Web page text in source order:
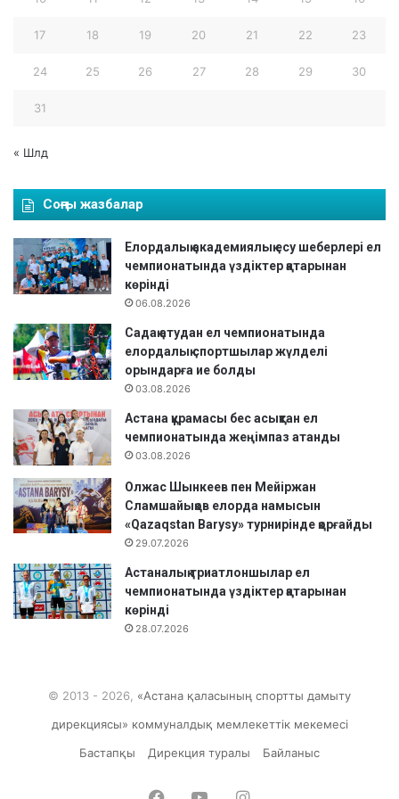
17 18 19 20 21 22 23
24 25 26 27 28 29 30
31
« Шлд
Соңғы жазбалар
Елордалық академиялық есу шеберлері ел
чемпионатында үздіктер қатарынан
көрінді
06.08.2026
Садақ атудан ел чемпионатында
елордалық спортшылар жүлделі
орындарға ие болды
03.08.2026
Астана құрамасы бес асықтан ел
чемпионатында жеңімпаз атанды
03.08.2026
Олжас Шынкеев пен Мейіржан
Сламшайықов елорда намысын
«Qazaqstan Barysy» турнирінде қорғайды
29.07.2026
Астаналық триатлоншылар ел
чемпионатында үздіктер қатарынан
көрінді
28.07.2026
© 2013 - 2026, «Астана қаласының спортты дамыту
дирекциясы» коммуналдық мемлекеттік мекемесі
Бастапқы
Дирекция туралы Байланыс